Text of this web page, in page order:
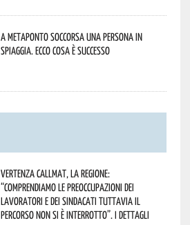
A Metaponto soccorsa una persona in
spiaggia. Ecco cosa è successo
Vertenza CallMat, la Regione:
“comprendiamo le preoccupazioni dei
lavoratori e dei sindacati tuttavia il
percorso non si è interrotto”. I dettagli